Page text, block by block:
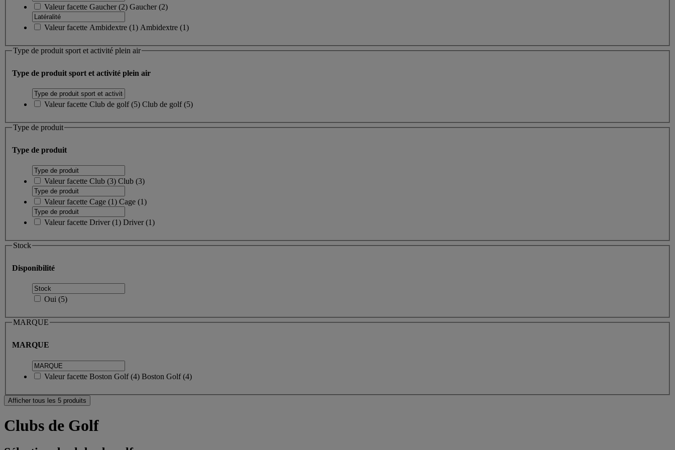
Valeur facette Gaucher(2) Gaucher(2)
Valeur facette Ambidextre (1) Ambidextre (1)
Type de produit sport et activité plein air
Type de produit sport et activité plein air
Valeur facette Club de golf(5) Club de golf(5)
Type de produit
Type de produit
Valeur facette Club (3) Club (3)
Valeur facette Cage (1) Cage (1)
Valeur facette Driver(1) Driver(1)
Stock
Disponibilité
Oui (5)
MARQUE
MARQUE
Valeur facette Boston Golf(4) Boston Golf(4)
Afficher tous les 5 produits
Clubs de Golf